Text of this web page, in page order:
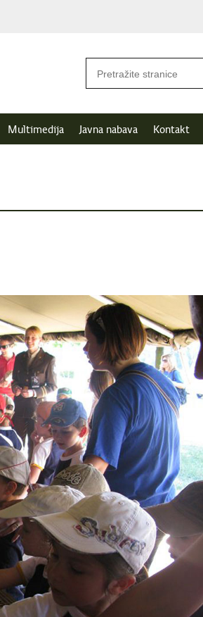
Multimedija Javna nabava Kontakt